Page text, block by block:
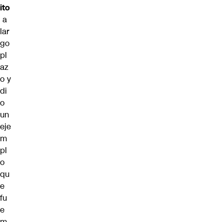
ito
a
lar
go
pl
az
o y
di
o
un
eje
m
pl
o
qu
e
fu
e